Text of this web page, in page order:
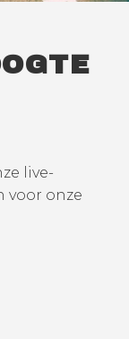
live-
voor onze